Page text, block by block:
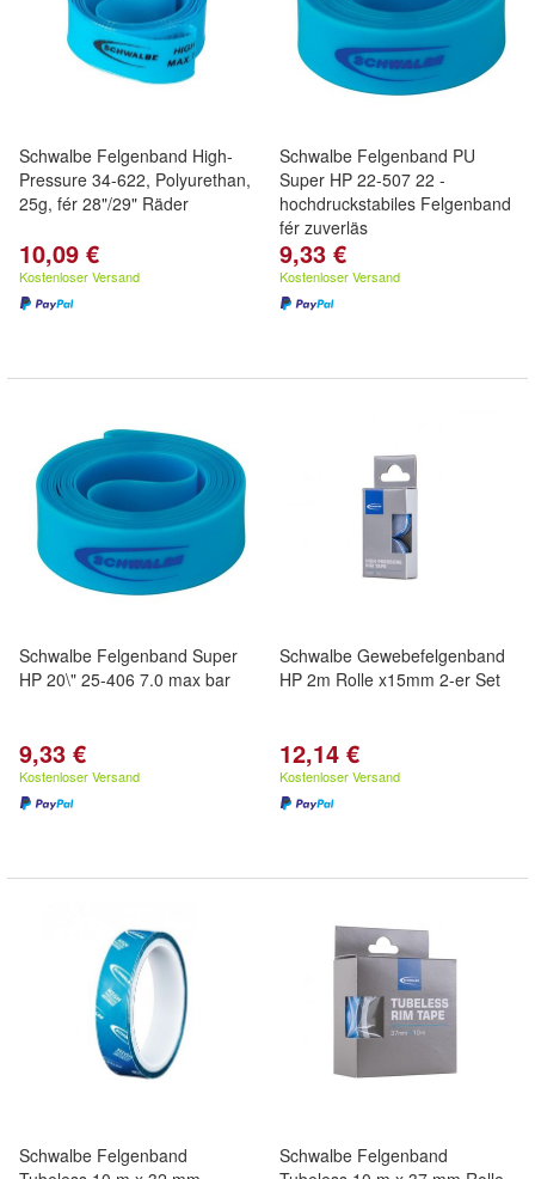
Schwalbe Felgenband High-
Pressure 34-622, Polyurethan,
25g, fér 28"/29" Räder
10,09 €
Kostenloser Versand
Schwalbe Felgenband PU
Super HP 22-507 22 -
hochdruckstabiles Felgenband
fér zuverläs
9,33 €
Kostenloser Versand
Schwalbe Felgenband Super
HP 20\" 25-406 7.0 max bar
9,33 €
Kostenloser Versand
Schwalbe Gewebefelgenband
HP 2m Rolle x15mm 2-er Set
12,14 €
Kostenloser Versand
Schwalbe Felgenband
Schwalbe Felgenband